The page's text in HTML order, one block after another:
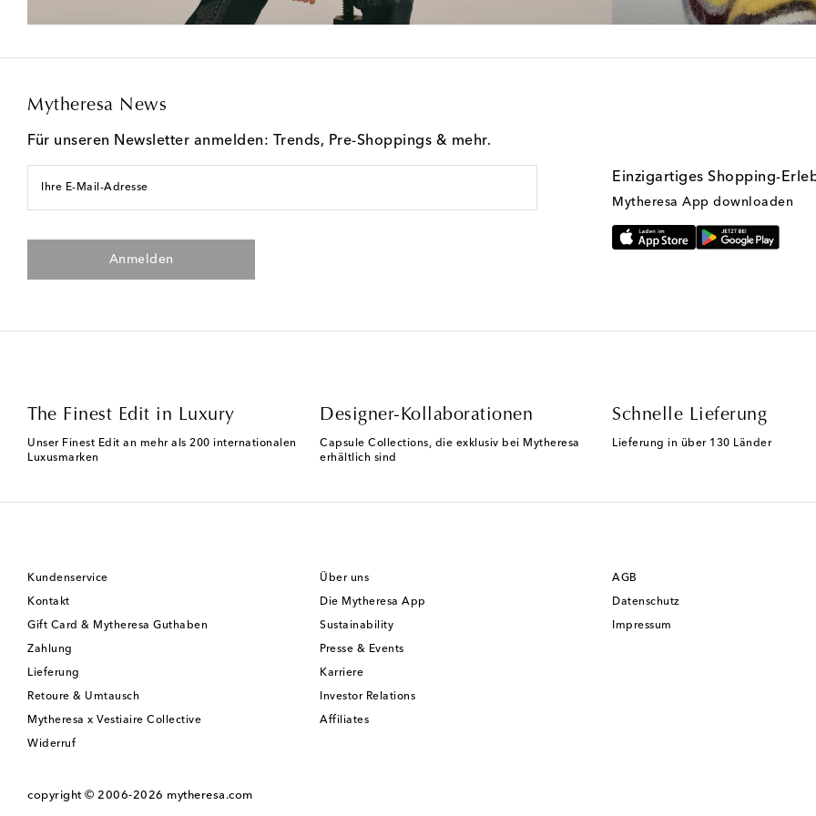
Mytheresa News
Für unseren Newsletter anmelden: Trends, Pre-Shoppings & mehr.
Ihre E-Mail-Adresse
Anmelden
Einzigartiges Shopping-
Mytheresa App downloaden
The Finest Edit in Luxury
Unser Finest Edit an mehr als 200 internationalen
Luxusmarken
Designer-Kollaborationen
Capsule Collections, die exklusiv bei Mytheresa
erhältlich sind
Schnelle Lieferung
Lieferung in über 130 Länder
Kundenservice
Kontakt
Gift Card & Mytheresa Guthaben
Zahlung
Lieferung
Retoure & Umtausch
Mytheresa x Vestiaire Collective
Widerruf
Über uns
Die Mytheresa App
Sustainability
Presse & Events
Karriere
Investor Relations
Affiliates
AGB
Datenschutz
Impressum
copyright © 2006-2026 mytheresa.com